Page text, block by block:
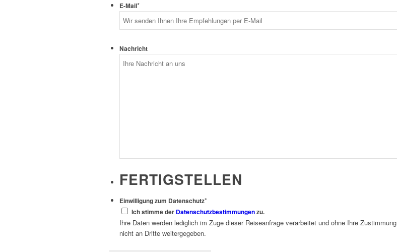
E-Mail*
Nachricht
FERTIGSTELLEN
Einwilligung zum Datenschutz*
Ich stimme der Datenschutzbestimmungenzu.
Ihre Daten werden lediglich im Zuge dieser Reiseanfrage verarbeitet und ohne Ihre Zustimmung
nicht an Dritte weitergegeben.